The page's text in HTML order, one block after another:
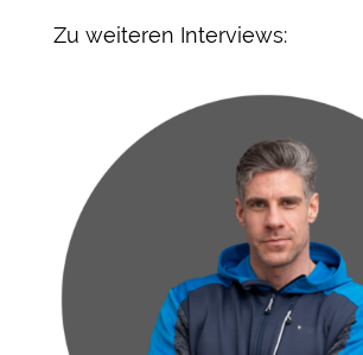
Zu weiteren Interviews: